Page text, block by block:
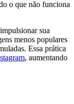
o que ⁤não ​funciona
sua
menos populares
Essa prática
, aumentando